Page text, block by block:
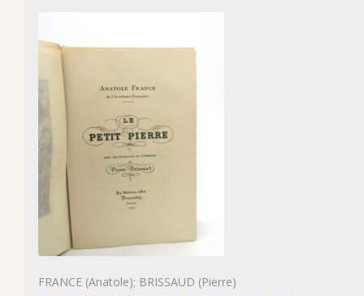
FRANCE (Anatole); BRISSAUD (Pierre)